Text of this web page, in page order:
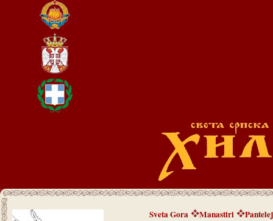
Sveta Gora Manastiri